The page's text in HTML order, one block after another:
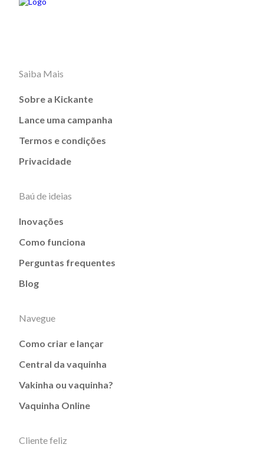
Saiba Mais
Sobre a Kickante
Lance uma campanha
Termos e condições
Privacidade
Baú de ideias
Inovações
Como funciona
Perguntas frequentes
Blog
Navegue
Como criar e lançar
Central da vaquinha
Vakinha ou vaquinha?
Vaquinha Online
Cliente feliz